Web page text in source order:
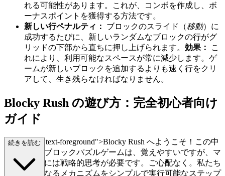
れる可能性があります。これが、コンボを作成し、ボ
ーナスポイントを獲得する方法です。
新しい行ペナルティ：
ブロックのスライド（移動）に
成功するたびに、新しいランダムなブロックの行がグ
リッドの下部から直ちに押し上げられます。 効果：
こ
れにより、利用可能なスペースが常に減少します。ゲ
ームが新しいブロックを追加するよりも速く行をクリ
アして、生き残らなければなりません。
Blocky Rush の遊び方：完全初心者向け
ガイド
class="mb-4 text-foreground">Blocky Rush へようこそ！この中
毒性のあるブロックパズルゲームは、覚えやすいですが、マ
スターするには戦略的思考が必要です。ご心配なく。私たち
は、中核となるメカニズムをシンプルで実行可能なステップ
続きを読む